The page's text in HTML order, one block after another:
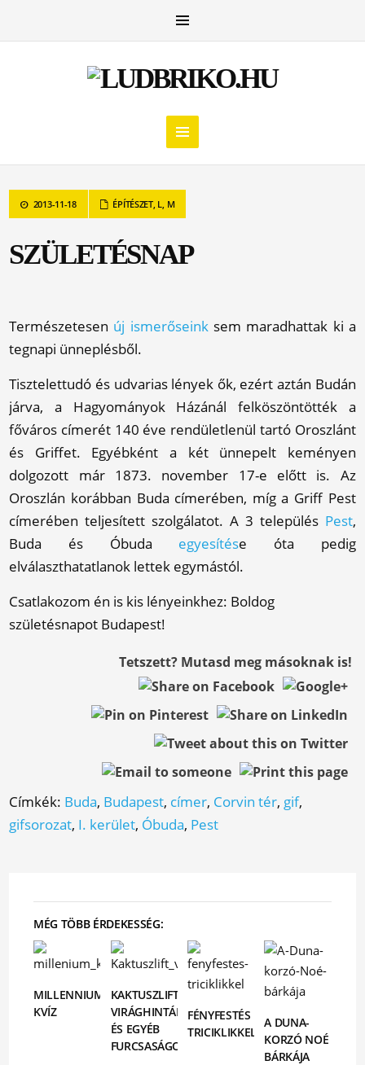
2013-11-18 ÉPÍTÉSZET, L, M
SZÜLETÉSNAP
Természetesen új ismerőseinksem maradhattak ki a
tegnapi ünneplésből.
Tisztelettudó és udvarias lények ők, ezért aztán Budán
járva, a Hagyományok Házánál felköszöntötték a
főváros címerét 140 éve rendületlenül tartó Oroszlánt
és Griffet. Egyébként a két ünnepelt keményen
dolgozott már 1873. november 17-e előtt is. Az
Oroszlán korábban Buda címerében, míg a Griff Pest
címerében teljesített szolgálatot. A 3 település Pest,
Buda és Óbuda egyesítése óta pedig
elválaszthatatlanok lettek egymástól.
Csatlakozom én is kis lényeinkhez: Boldog
születésnapot Budapest!
Tetszett? Mutasd meg másoknak is!
Címkék: Buda, Budapest, címer, Corvin tér, gif,
gifsorozat, I. kerület, Óbuda, Pest
MÉG TÖBB ÉRDEKESSÉG:
MILLENNIUMI
KVÍZ
KAKTUSZLIFT,
VIRÁGHINTÁK
ÉS EGYÉB
FURCSASÁGOK
FÉNYFESTÉS
TRICIKLIKKEL
A DUNA-
KORZÓ NOÉ
BÁRKÁJA